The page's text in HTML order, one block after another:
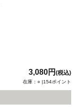
3,080円 (税込)
在庫：○ |154ポイント